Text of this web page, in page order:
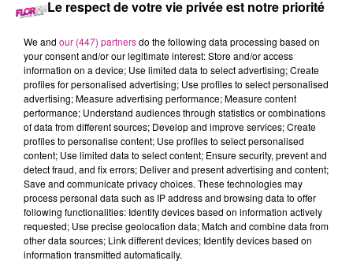
- Gestion des comptes utilisateurs avec Active Directory
- Paramétrages des ordinateurs, téléphones, mails, outils
bureautiques
- Gestion des réseaux (internet et téléphonie)
- Assistance de proximité et distanciel aux utilisateurs
- Reconditionnement des ordinateurs
- Vous êtes issu(e) d'une formation dans le domaine de
l'informatique et vous justifiez d'une première expérience
réussie sur un poste similaire
- Vous possédez de bonnes connaissances techniques sur :
- Maîtrise des environnements Windows 10/11 et Windows
Le respect de votre vie privée est notre priorité
We and our (447) partnersdo the following data processing based on
your consent and/or our legitimate interest: Store and/or access
information on a device; Use limited data to select advertising; Create
profiles for personalised advertising; Use profiles to select personalised
advertising; Measure advertising performance; Measure content
performance; Understand audiences through statistics or combinations
of data from different sources; Develop and improve services; Create
profiles to personalise content; Use profiles to select personalised
content; Use limited data to select content; Ensure security, prevent and
detect fraud, and fix errors; Deliver and present advertising and content;
Save and communicate privacy choices. These technologies may
process personal data such as IP address and browsing data to offer
following functionalities: Identify devices based on information actively
requested; Use precise geolocation data; Match and combine data from
other data sources; Link different devices; Identify devices based on
information transmitted automatically.